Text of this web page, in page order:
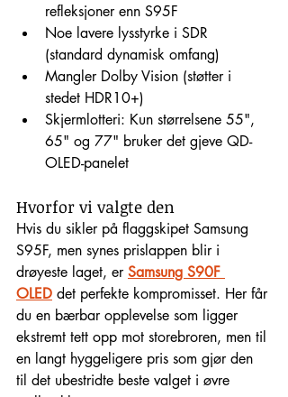
refleksjoner enn S95F
Noe lavere lysstyrke i SDR
(standard dynamisk omfang)
Mangler Dolby Vision (støtter i
stedet HDR10+)
Skjermlotteri: Kun størrelsene 55",
65" og 77" bruker det gjeve QD-
OLED-panelet
Hvorfor vi valgte den
Hvis du sikler på flaggskipet Samsung
S95F, men synes prislappen blir i
drøyeste laget, er Samsung S90F
OLED det perfekte kompromisset. Her får
du en bærbar opplevelse som ligger
ekstremt tett opp mot storebroren, men til
en langt hyggeligere pris som gjør den
til det ubestridte beste valget i øvre